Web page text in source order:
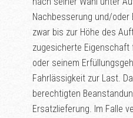
Nachbesserung und/
zwar bis zur Höhe des
zugesicherte
oder seinem
Fahrlässigkeit zur Last.
berechtigten
Ersatzlieferung. Im Falle